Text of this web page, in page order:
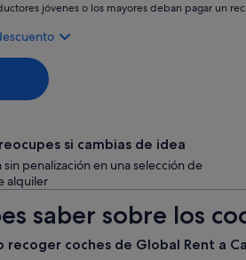
jóvenes o los mayores deban pagar un
si cambias de idea
sin penalización en una selección de
alquiler
saber sobre los
recoger coches de Global Rent a